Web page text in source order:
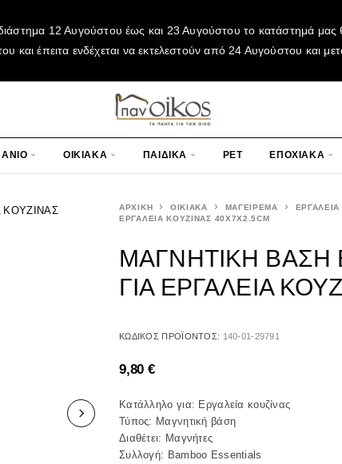
12 Αυγούστου έως και 23 Αυγούστου το κατάστημά μας
και έπειτα ενδέχεται να εκτελεστούν από 24 Αυγούστου και
ΟΙΚΙΑΚΑ ΠΑΙΔΙΚΑ PET ΕΠΟΧΙΑΚΑ
ΑΡΧΙΚΉ ΟΙΚΙΑΚΑ ΜΑΓΕΙΡΕΜΑ
ΕΡΓΑΛΕΙΑ ΚΟΥΖΙΝΑΣ 40X7X2.5CM
ΜΑΓΝΗΤΙΚΗ ΒΑΣΗ
ΓΙΑ ΕΡΓΑΛΕΙΑ
ΚΩΔΙΚΌΣ ΠΡΟΪΌΝΤΟΣ: 140-01-29791
9,80€
Κατάλληλο για: Εργαλεία κουζίνας
Τύπος: Μαγνητική βάση
Διαθέτει: Μαγνήτες
Συλλογή: Bamboo Essentials